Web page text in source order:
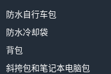
防水自行车包
防水冷却袋
背包
斜挎包和笔记本电脑包